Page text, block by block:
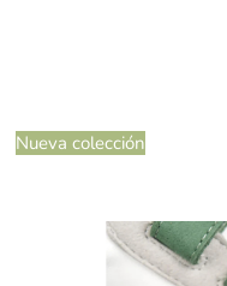
Nueva colección